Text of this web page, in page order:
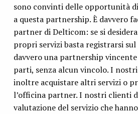
sono convinti delle opportunità di
a questa partnership. È davvero
partner di Delticom: se si
propri servizi basta registrarsi
davvero una partnership
parti, senza alcun vincolo. I
inoltre acquistare altri servizi o
l’officina partner. I nostri clienti
valutazione del servizio che